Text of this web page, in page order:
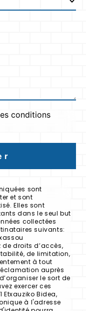
conditions
sont
et sont
Elles sont
dans le seul but
collectées
suivants:
droits d’accès,
de limitation,
à tout
auprès
le sort de
exercer ces
Bidea,
à l'adresse